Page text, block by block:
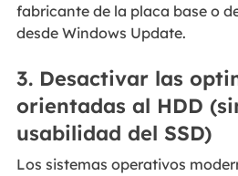
fabricante de la placa base o
desde Windows Update.
3. Desactivar las
orientadas al HDD
usabilidad del SSD)
Los sistemas operativos